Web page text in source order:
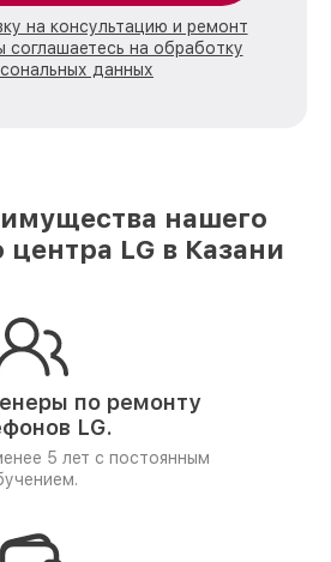
на консультацию и ремонт
соглашаетесь на обработку
данных
нашего
центра LG в Казани
по ремонту
LG.
5 лет с постоянным